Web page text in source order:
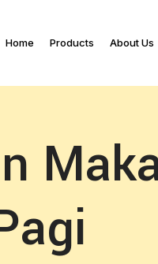
Home Products About Us